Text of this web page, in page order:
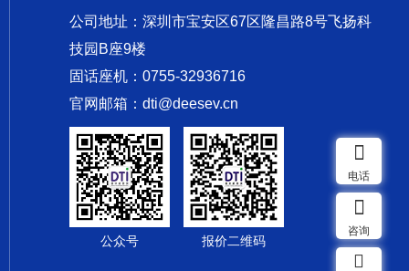
公司地址：深圳市宝安区67区隆昌路8号飞扬科
技园B座9楼
固话座机：0755-32936716
官网邮箱：dti@deesev.cn
公众号 报价二维码
电话
咨询